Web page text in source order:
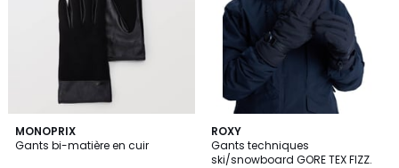
MONOPRIX
Gants bi-matière en cuir
2
Couleurs
ROXY
Gants techniques
ski/snowboard GORE TEX FIZZ.